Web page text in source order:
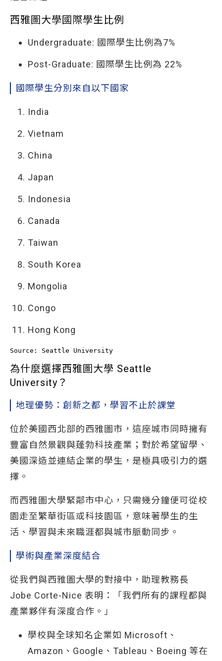
西雅圖大學國際學生比例
Undergraduate: 國際學生比例為7%
Post-Graduate: 國際學生比例為 22%
國際學生分別來自以下國家
India
Vietnam
China
Japan
Indonesia
Canada
Taiwan
South Korea
Mongolia
Congo
Hong Kong
Source: Seattle University
為什麼選擇西雅圖大學 Seattle
University？
地理優勢：創新之都，學習不止於課堂
位於美國西北部的西雅圖市，這座城市同時擁有
豐富自然景觀與蓬勃科技產業；對於希望留學、
美國深造並連結企業的學生，是極具吸引力的選
擇。
而西雅圖大學緊鄰市中心，只需幾分鐘便可從校
園走至繁華街區或科技園區，意味著學生的生
活、學習與未來職涯都與城市脈動同步。
學術與產業深度結合
從我們與西雅圖大學的對接中，助理教務長
Jobe Corte-Nice 表明：「我們所有的課程都與
產業夥伴有深度合作。」
學校與全球知名企業如 Microsoft、
Amazon、Google、Tableau、Boeing 等在